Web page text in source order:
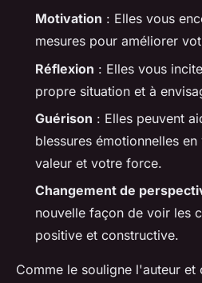
Motivation : Elles vous
mesures pour améliorer
Réflexion : Elles vous
propre situation et à
Guérison : Elles peuvent
blessures émotionnelles
valeur et votre force.
Changement de
nouvelle façon de voir les
positive et constructive.
Comme le souligne l'auteur et